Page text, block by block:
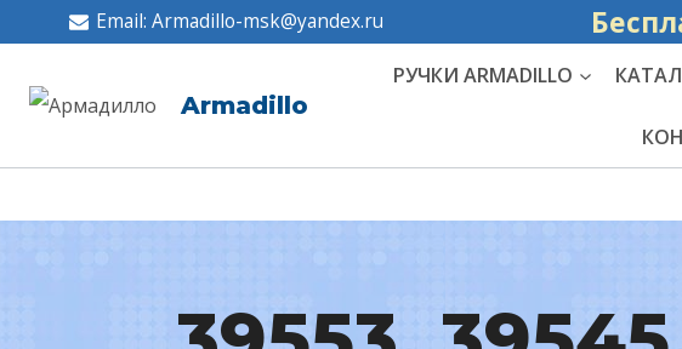
Перейти
содержимому
Email: Armadillo-msk@yandex.ru
Armadillo
РУЧКИ ARMADILLO